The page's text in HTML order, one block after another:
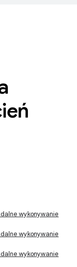
wykonywanie
wykonywanie
wykonywanie